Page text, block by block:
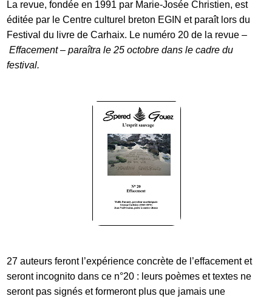
La revue, fondée en 1991 par Marie-Josée Christien, est
éditée par le Centre culturel breton EGIN et paraît lors du
Festival du livre de Carhaix. Le numéro 20 de la revue –
Effacement – paraîtra le 25 octobre dans le cadre du
festival.
27 auteurs feront l’expérience concrète de l’effacement et
seront incognito dans ce n°20 : leurs poèmes et textes ne
seront pas signés et formeront plus que jamais une